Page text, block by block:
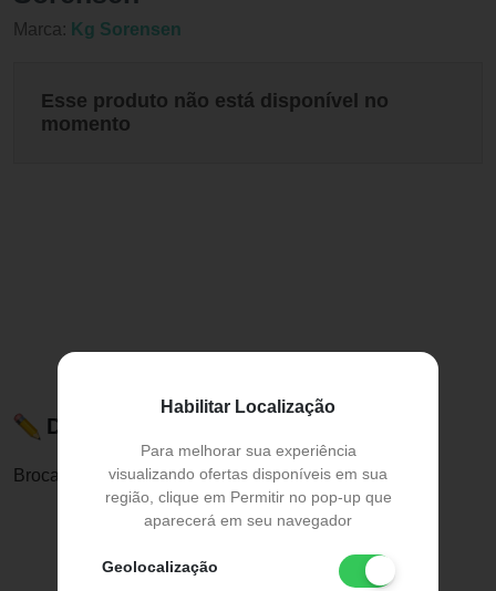
Habilitar Localização
Para melhorar sua experiência
visualizando ofertas disponíveis em sua
região, clique em Permitir no pop-up que
aparecerá em seu navegador
Geolocalização
Marca: Kg Sorensen
Esse produto não está disponível no
momento
Descrição do Produto
Broca Diamantada FG 1019 HL - KG Sorense